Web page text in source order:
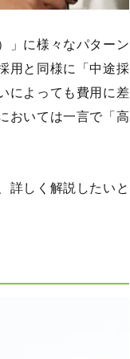
」に様々なパターン
用と同様に「中途採
によっても費用に差
おいては一言で「高
詳しく解説したいと